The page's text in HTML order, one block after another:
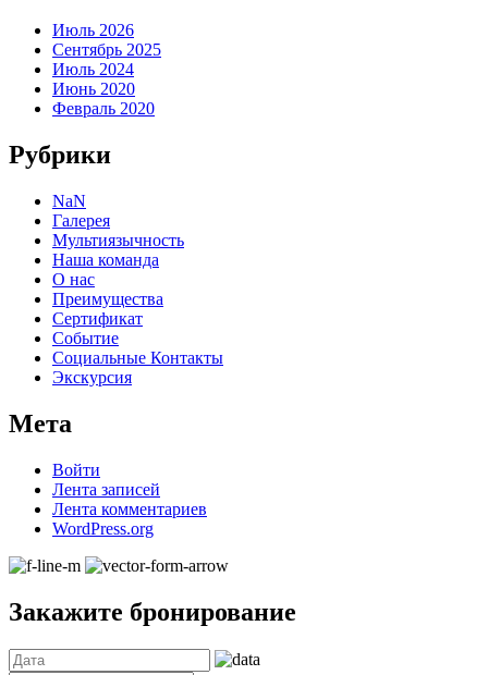
Июль 2026
Сентябрь 2025
Июль 2024
Июнь 2020
Февраль 2020
Рубрики
NaN
Галерея
Мультиязычность
Наша команда
О нас
Преимущества
Сертификат
Событие
Социальные Контакты
Экскурсия
Мета
Войти
Лента записей
Лента комментариев
WordPress.org
Закажите бронирование